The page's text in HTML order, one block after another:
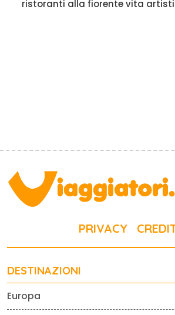
ristoranti alla fiorente vita
PRIVACY
DESTINAZIONI
Europa